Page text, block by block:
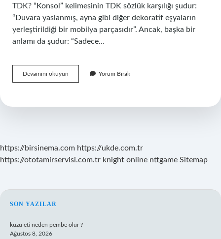
TDK? “Konsol” kelimesinin TDK sözlük karşılığı şudur:
“Duvara yaslanmış, ayna gibi diğer dekoratif eşyaların
yerleştirildiği bir mobilya parçasıdır”. Ancak, başka bir
anlamı da şudur: “Sadece…
Devamını okuyun
Ne
Yorum Bırak
https://birsinema.com https://ukde.com.tr
https://ototamirservisi.com.tr knight online nttgame Sitemap
SIDEBAR
SON YAZILAR
kuzu eti neden pembe olur ?
Ağustos 8, 2026